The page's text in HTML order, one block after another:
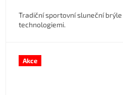
Tradiční sportovní sluneční
technologiemi.
Akce